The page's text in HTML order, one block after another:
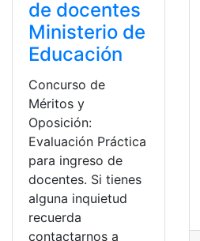
de docentes
Ministerio de
Educación
Concurso de
Méritos y
Oposición:
Evaluación Práctica
para ingreso de
docentes. Si tienes
alguna inquietud
recuerda
contactarnos a